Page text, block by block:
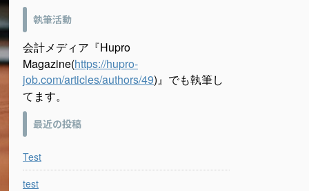
執筆活動
会計メディア『Hupro
Magazine(https://hupro-
job.com/articles/authors/49)』でも執筆し
てます。
最近の投稿
Test
test